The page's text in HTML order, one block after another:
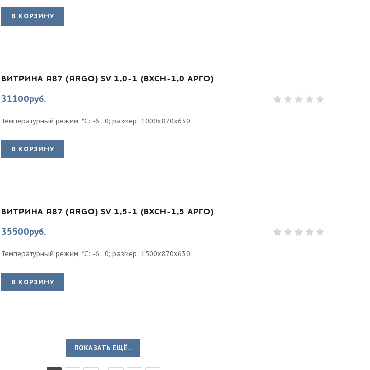
В КОРЗИНУ
ВИТРИНА A87 (ARGO) SV 1,0-1 (ВХСН-1,0 АРГО)
31100руб.
Температурный режим, *С: -6…0; размер: 1000х870х630
В КОРЗИНУ
ВИТРИНА A87 (ARGO) SV 1,5-1 (ВХСН-1,5 АРГО)
35500руб.
Температурный режим, *С: -6…0; размер: 1500х870х630
В КОРЗИНУ
ПОКАЗАТЬ ЕЩЁ...